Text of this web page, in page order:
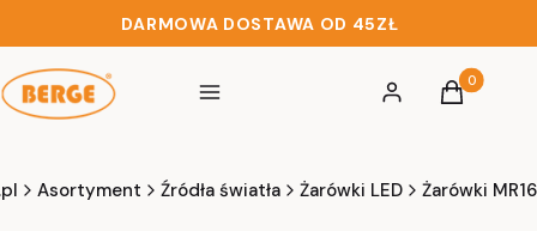
DARMOWA DOSTAWA OD 45ZŁ
Menu Zaloguj sięProdukty
Koszyk
Asortyment Źródła światła Żarówki LED Żarówki MR16